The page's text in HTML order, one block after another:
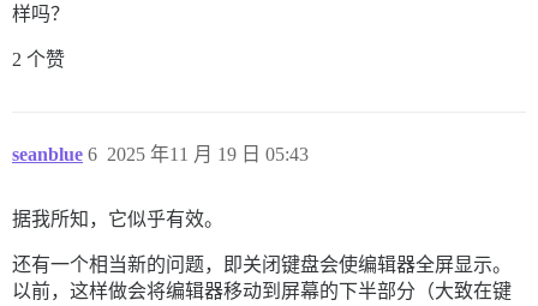
样吗？
2 个赞
seanblue 2025 年11 月 19 日 05:43
6
据我所知，它似乎有效。
还有一个相当新的问题，即关闭键盘会使编辑器全屏显示。
以前，这样做会将编辑器移动到屏幕的下半部分（大致在键